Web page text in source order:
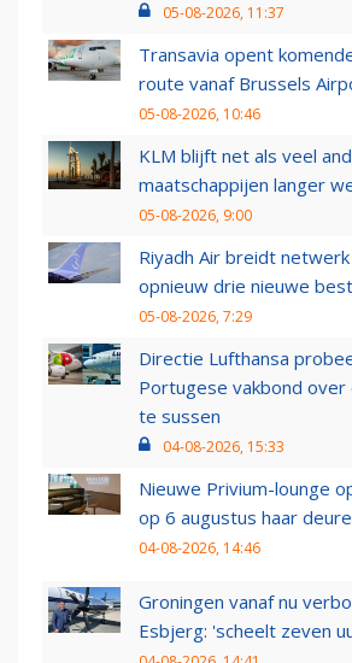
05-08-2026, 11:37
Transavia opent
route vanaf Brussels
05-08-2026, 10:46
KLM blijft net als veel
maatschappijen langer
05-08-2026, 9:00
Riyadh Air breidt
opnieuw drie nieuwe
05-08-2026, 7:29
Directie Lufthansa
Portugese vakbond over
te sussen
04-08-2026, 15:33
Nieuwe Privium-lounge
op 6 augustus haar
04-08-2026, 14:46
Groningen vanaf nu
Esbjerg: 'scheelt zeven